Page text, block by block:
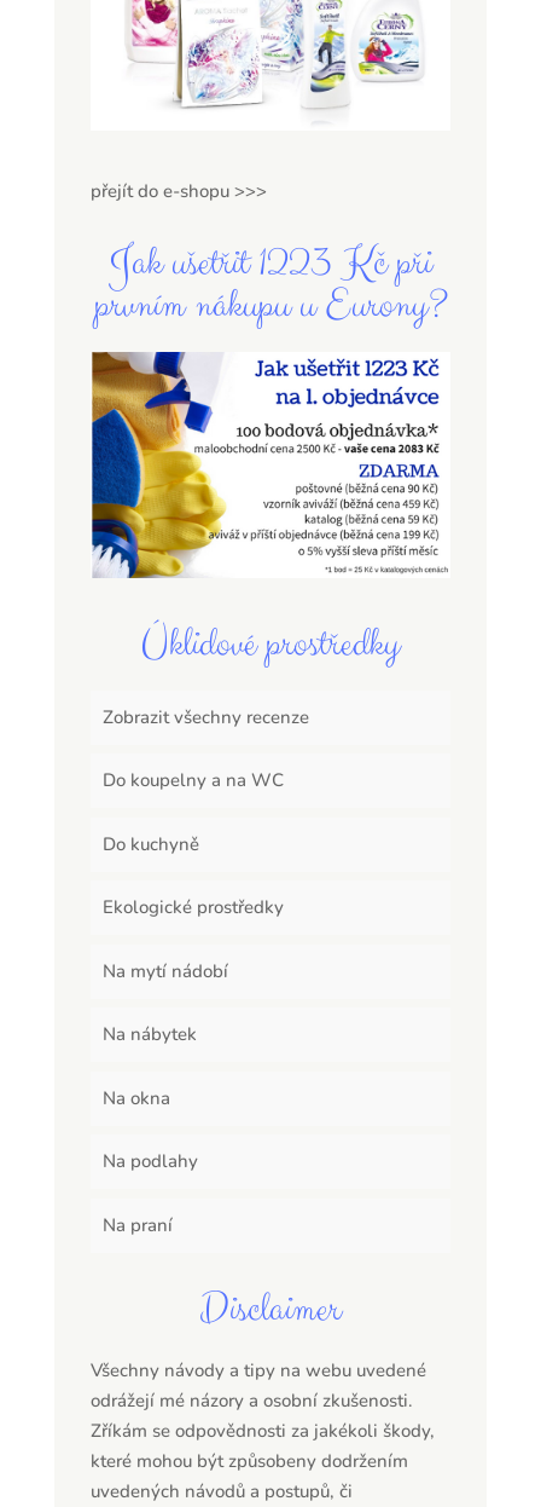
přejít do e-shopu >>>
Jak ušetřit 1223 Kč při
prvním nákupu u Eurony?
Úklidové prostředky
Zobrazit všechny recenze
Do koupelny a na WC
Do kuchyně
Ekologické prostředky
Na mytí nádobí
Na nábytek
Na okna
Na podlahy
Na praní
Disclaimer
Všechny návody a tipy na webu uvedené
odrážejí mé názory a osobní zkušenosti.
Zříkám se odpovědnosti za jakékoli škody,
které mohou být způsobeny dodržením
uvedených návodů a postupů, či